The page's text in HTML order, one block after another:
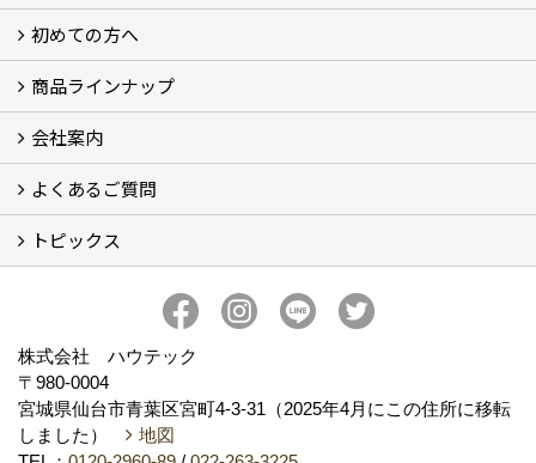
フォトギャラリー
現場レポート
完工事例
お客様の声
初めての方へ
コンセプト
ハウテックが選ばれる訳
リフォームの流れ
ショールームについてのご案内
商品ラインナップ
キッチン (5)
バスルーム (4)
ランドリールーム（洗面所）
レストルーム（トイレ） (2)
FRS工法 (2)
会社案内
会社概要
アクセス
スタッフ紹介
スタッフブログ
プライバシーポリシー
よくあるご質問
お住いのリフォーム（水廻り） (10)
お住いのリフォーム（水廻り以外） (2)
その他 (6)
トピックス
ハウテックのかわら版【ハウテックNEWS】
私の推し！心底好きな住設機器
おうち時間のお悩みをリフォームで解決！
株式会社 ハウテック
〒980-0004
宮城県仙台市青葉区宮町4-3-31（2025年4月にこの住所に移転
しました）
地図